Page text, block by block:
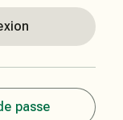
passe